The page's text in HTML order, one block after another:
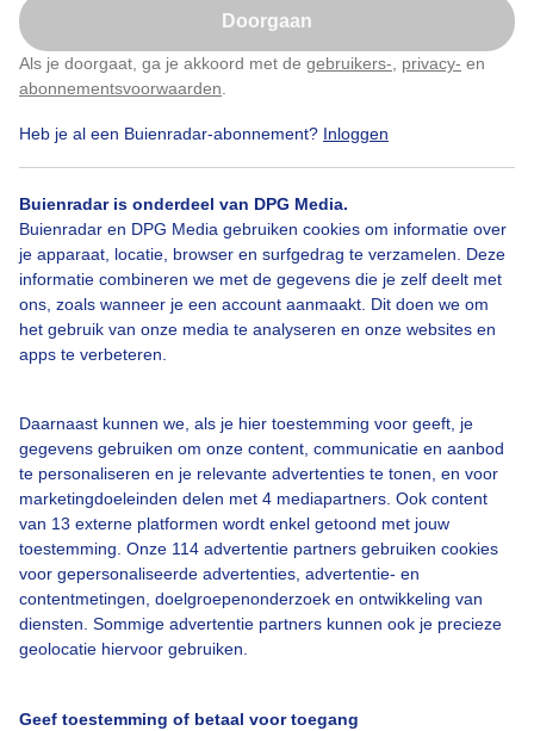
Doorgaan
Als je doorgaat, ga je akkoord met de gebruikers- privacy- en
abonnementsvoorwaarden
Heb je al een Buienradar-abonnement? Inloggen
Buienradar is onderdeel van DPG Media.
Buienradar en DPG Media gebruiken cookies om informatie over
je apparaat, locatie, browser en surfgedrag te verzamelen. Deze
informatie combineren we met de gegevens die je zelf deelt met
ons, zoals wanneer je een account aanmaakt. Dit doen we om
het gebruik van onze media te analyseren en onze websites en
apps te verbeteren.
Daarnaast kunnen we, als je hier toestemming voor geeft, je
gegevens gebruiken om onze content, communicatie en aanbod
te personaliseren en je relevante advertenties te tonen, en voor
marketingdoeleinden delen met 4 mediapartners. Ook content
van 13 externe platformen wordt enkel getoond met jouw
toestemming. Onze 114 advertentie partners gebruiken cookies
voor gepersonaliseerde advertenties, advertentie- en
contentmetingen, doelgroepenonderzoek en ontwikkeling van
diensten. Sommige advertentie partners kunnen ook je precieze
geolocatie hiervoor gebruiken.
Geef toestemming of betaal voor toegang
Knotten
Een moment geduld aub...
Over Buienradar
Bedrijfsgegevens
Veelgestelde vragen
Toegankelijkheid
Klik hierom dit aan te passen